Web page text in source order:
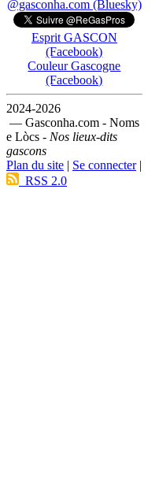
@gasconha.com (Bluesky)
Esprit GASCON
(Facebook)
Couleur Gascogne
(Facebook)
2024-2026
— Gasconha.com - Noms
e Lòcs - Nos lieux-dits
gascons
Plan du site | Se connecter|
RSS 2.0